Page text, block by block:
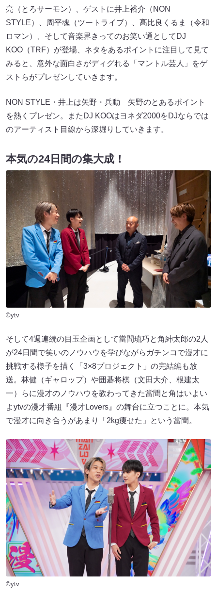
亮（とろサーモン）、ゲストに井上裕介（NON
STYLE）、周平魂（ツートライブ）、髙比良くるま（令和
ロマン）、そして音楽界きってのお笑い通としてDJ
KOO（TRF）が登場、ネタをあるポイントに注目して見て
みると、意外な面白さがディグれる「マントル芸人」をゲ
ストらがプレゼンしていきます。
NON STYLE・井上は矢野・兵動 矢野のとあるポイント
を熱くプレゼン。またDJ KOOはヨネダ2000をDJならでは
のアーティスト目線から深堀りしていきます。
本気の24日間の集大成！
©ytv
そして4週連続の目玉企画として當間琉巧と角紳太郎の2人
が24日間で笑いのノウハウを学びながらガチンコで漫才に
挑戦する様子を描く「3×8プロジェクト」の完結編も放
送。林健（ギャロップ）や囲碁将棋（文田大介、根建太
一）らに漫才のノウハウを教わってきた當間と角はいよい
よytvの漫才番組『漫才Lovers』の舞台に立つことに。本気
で漫才に向き合うがあまり「2kg痩せた」という當間。
©ytv